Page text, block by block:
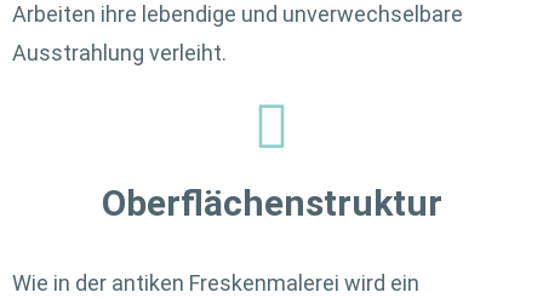
Arbeiten ihre lebendige und unverwechselbare
Ausstrahlung verleiht.
Oberflächenstruktur
Wie in der antiken Freskenmalerei wird ein